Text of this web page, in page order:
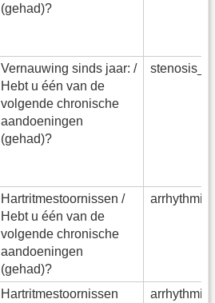
(gehad)?
Vernauwing sinds jaar: /
Hebt u één van de
volgende chronische
aandoeningen
(gehad)?
Hartritmestoornissen /
Hebt u één van de
volgende chronische
aandoeningen
(gehad)?
Hartritmestoornissen